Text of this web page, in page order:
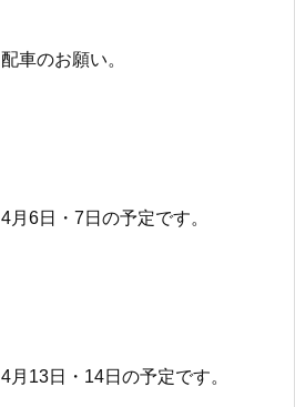
配車のお願い。
4月6日・7日の予定です。
4月13日・14日の予定です。